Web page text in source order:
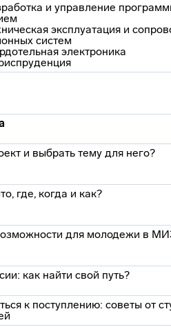
и управление
эксплуатация и
систем
электроника
и выбрать тему для него?
где, когда и как?
для молодежи в
как найти свой путь?
к поступлению: советы от